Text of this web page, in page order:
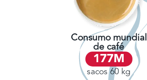
Consumo mundial
de café
177M
sacos 60 kg